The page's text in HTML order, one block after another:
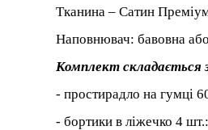
Тканина – Сатин
Наповнювач: бавовна
Комплект складається
- простирадло на гумці
- бортики в ліжечко 4